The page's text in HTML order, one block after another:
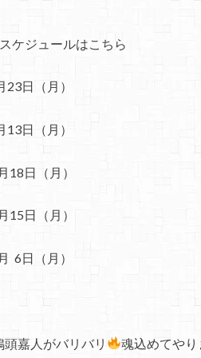
ケジュールはこちら
日（月）
日（月）
18日（月）
15日（月）
6日（月）
嘉人がバリバリ 魂込めてや